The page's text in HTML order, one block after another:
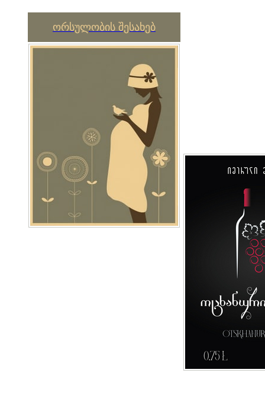
ორსულობის შესახებ